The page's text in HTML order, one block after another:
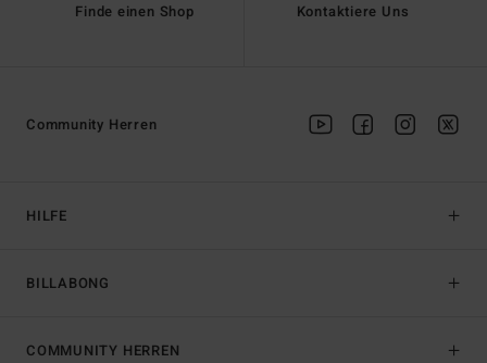
Finde einen Shop Kontaktiere Uns
HILFE
BILLABONG
Community Herren
COMMUNITY HERREN